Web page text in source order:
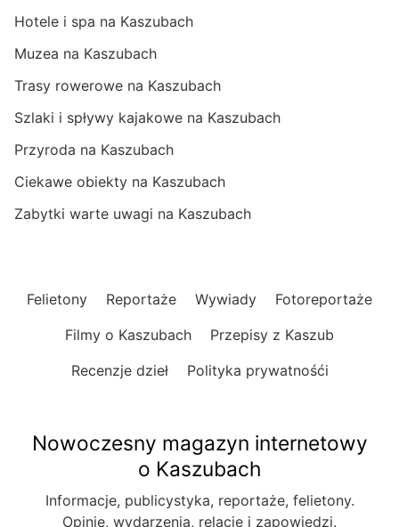
Hotele i spa na Kaszubach
Muzea na Kaszubach
Trasy rowerowe na Kaszubach
Szlaki i spływy kajakowe na Kaszubach
Przyroda na Kaszubach
Ciekawe obiekty na Kaszubach
Zabytki warte uwagi na Kaszubach
Felietony Reportaże Wywiady
Fotoreportaże
Filmy o Kaszubach
Przepisy z Kaszub
Recenzje dzieł
Polityka prywatnośći
Nowoczesny magazyn internetowy
o Kaszubach
Informacje, publicystyka, reportaże, felietony.
Opinie, wydarzenia, relacje i zapowiedzi.